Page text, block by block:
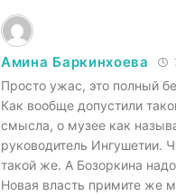
Амина Баркинхоева
Просто ужас, это полный
Как вообще допустили
смысла, о музее как
руководитель Ингушетии.
такой же. А Бозоркина
Новая власть примите же